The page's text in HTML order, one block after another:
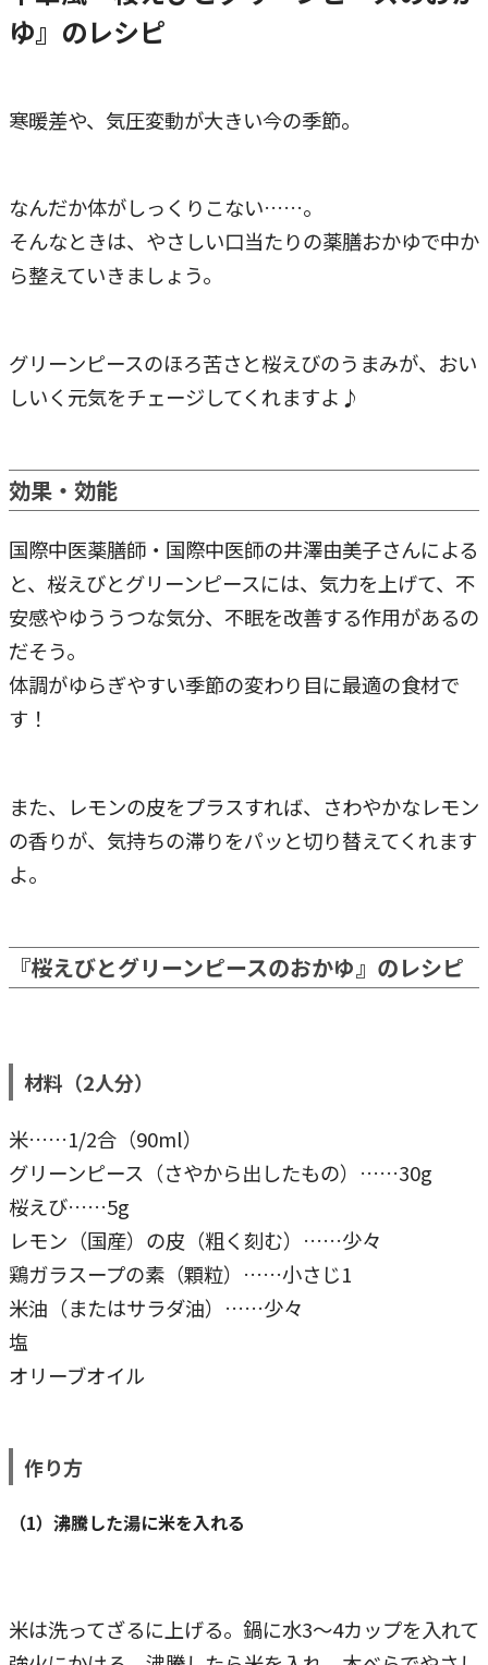
ゆ』のレシピ
寒暖差や、気圧変動が大きい今の季節。
なんだか体がしっくりこない……。
そんなときは、やさしい口当たりの薬膳おかゆで中か
ら整えていきましょう。
グリーンピースのほろ苦さと桜えびのうまみが、おい
しいく元気をチェージしてくれますよ♪
効果・効能
国際中医薬膳師・国際中医師の井澤由美子さんによる
と、桜えびとグリーンピースには、気力を上げて、不
安感やゆううつな気分、不眠を改善する作用があるの
だそう。
体調がゆらぎやすい季節の変わり目に最適の食材で
す！
また、レモンの皮をプラスすれば、さわやかなレモン
の香りが、気持ちの滞りをパッと切り替えてくれます
よ。
『桜えびとグリーンピースのおかゆ』のレシピ
材料（2人分）
米……1/2合（90ml）
グリーンピース（さやから出したもの）……30g
桜えび……5g
レモン（国産）の皮（粗く刻む）……少々
鶏ガラスープの素（顆粒）……小さじ1
米油（またはサラダ油）……少々
塩
オリーブオイル
作り方
（1）沸騰した湯に米を入れる
米は洗ってざるに上げる。鍋に水3～4カップを入れて